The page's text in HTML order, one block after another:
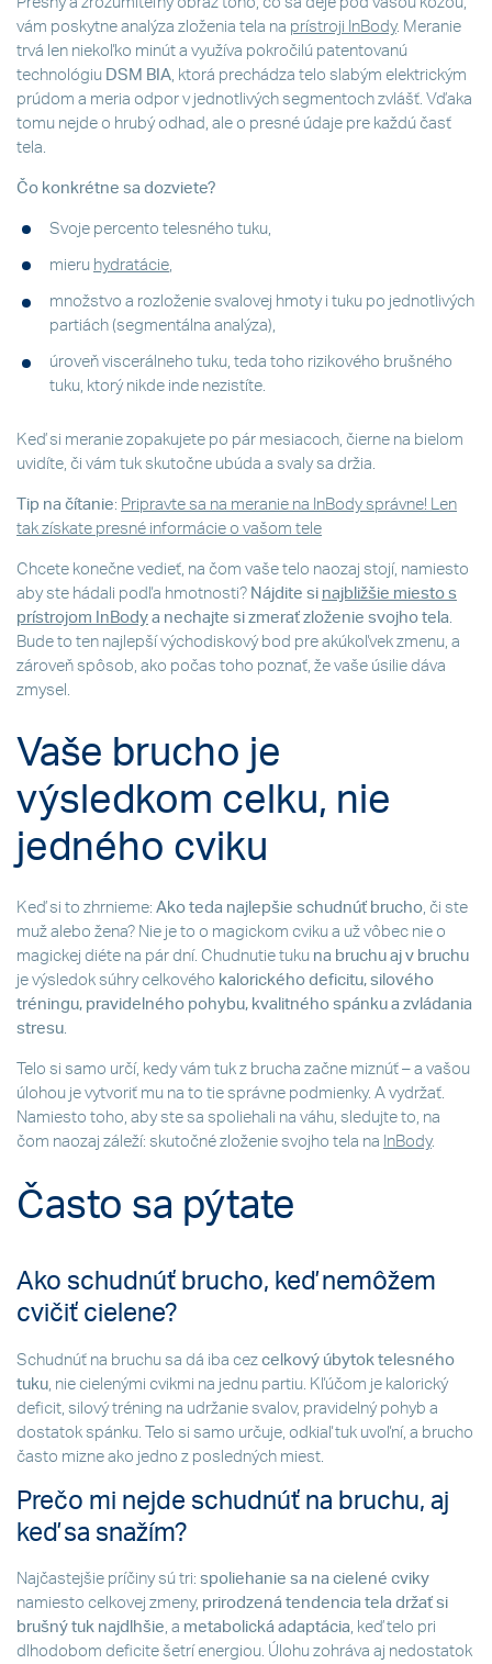
vám poskytne analýza zloženia tela na prístroji InBody. Meranie
trvá len niekoľko minút a využíva pokročilú patentovanú
technológiu DSM BIA , ktorá prechádza telo slabým elektrickým
prúdom a meria odpor v jednotlivých segmentoch zvlášť. Vďaka
tomu nejde o hrubý odhad, ale o presné údaje pre každú časť
tela.
Čo konkrétne sa dozviete?
Svoje percento telesného tuku,
mieru hydratácie
množstvo a rozloženie svalovej hmoty i tuku po jednotlivých
partiách (segmentálna analýza),
úroveň viscerálneho tuku, teda toho rizikového brušného
tuku, ktorý nikde inde nezistíte.
Keď si meranie zopakujete po pár mesiacoch, čierne na bielom
uvidíte, či vám tuk skutočne ubúda a svaly sa držia.
Tip na čítanie: Pripravte sa na meranie na InBody správne! Len
tak získate presné informácie o vašom tele
Chcete konečne vedieť, na čom vaše telo naozaj stojí, namiesto
aby ste hádali podľa hmotnosti? Nájdite si najbližšie miesto s
prístrojom InBody a nechajte si zmerať zloženie svojho tela
Bude to ten najlepší východiskový bod pre akúkoľvek zmenu, a
zároveň spôsob, ako počas toho poznať, že vaše úsilie dáva
zmysel.
Vaše brucho je
výsledkom celku, nie
jedného cviku
Keď si to zhrnieme: Ako teda najlepšie schudnúť brucho, či ste
muž alebo žena? Nie je to o magickom cviku a už vôbec nie o
magickej diéte na pár dní. Chudnutie tuku na bruchu aj v bruchu
je výsledok súhry celkového kalorického deficitu, silového
tréningu, pravidelného pohybu, kvalitného spánku a zvládania
stresu.
Telo si samo určí, kedy vám tuk z brucha začne miznúť – a vašou
úlohou je vytvoriť mu na to tie správne podmienky. A vydržať.
Namiesto toho, aby ste sa spoliehali na váhu, sledujte to, na
čom naozaj záleží: skutočné zloženie svojho tela na InBody.
Často sa pýtate
Ako schudnúť brucho, keď nemôžem
cvičiť cielene?
Schudnúť na bruchu sa dá iba cez celkový úbytok telesného
tuku , nie cielenými cvikmi na jednu partiu. Kľúčom je kalorický
deficit, silový tréning na udržanie svalov, pravidelný pohyb a
dostatok spánku. Telo si samo určuje, odkiaľ tuk uvoľní, a brucho
často mizne ako jedno z posledných miest.
Prečo mi nejde schudnúť na bruchu, aj
keď sa snažím?
Najčastejšie príčiny sú tri: spoliehanie sa na cielené cviky
namiesto celkovej zmeny, prirodzená tendencia tela držať si
brušný tuk najdlhšie, a metabolická adaptácia, keď telo pri
dlhodobom deficite šetrí energiou. Úlohu zohráva aj nedostatok